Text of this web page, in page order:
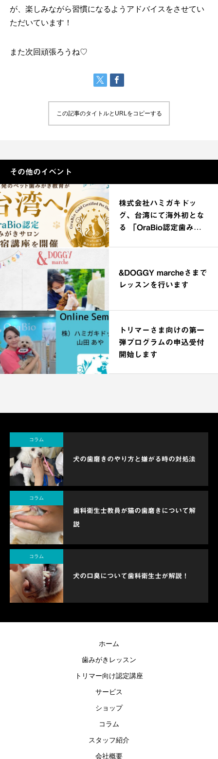
が、楽しみながら習慣になるようアドバイスをさせてい
ただいています！
また次回頑張ろうね♡
この記事のタイトルとURLをコピーする
その他のイベント
株式会社ハミガキドッ
グ、台湾にて海外初とな
る 「OraBio認定歯みが
&DOGGY marcheさまで
レッスンを行います
トリマーさま向けの第一
弾プログラムの申込受付
開始します
コラム
犬の歯磨きのやり方と嫌がる時の対処法
コラム
歯科衛生士教員が猫の歯磨きについて解
説
コラム
犬の口臭について歯科衛生士が解説！
ホーム
歯みがきレッスン
トリマー向け認定講座
サービス
ショップ
コラム
スタッフ紹介
会社概要